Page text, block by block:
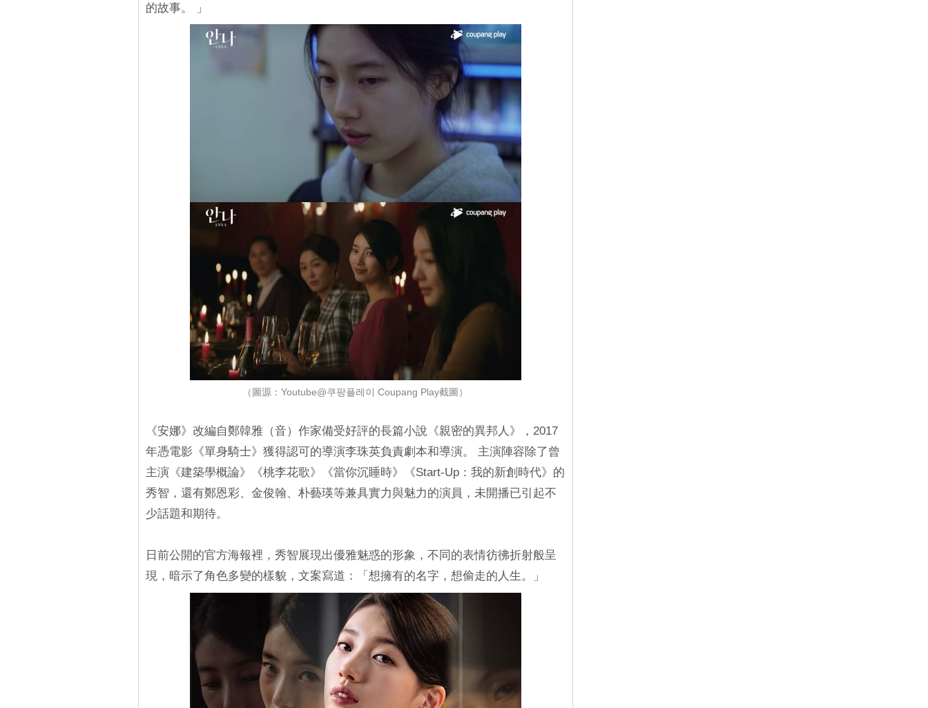
的故事。 」
（圖源：Youtube@쿠팡플레이 Coupang Play截圖）
《安娜》改編自鄭韓雅（音）作家備受好評的長篇小說《親密的異邦人》，2017
年憑電影《單身騎士》獲得認可的導演李珠英負責劇本和導演。 主演陣容除了曾
主演《建築學概論》《桃李花歌》《當你沉睡時》《Start-Up：我的新創時代》的
秀智，還有鄭恩彩、金俊翰、朴藝瑛等兼具實力與魅力的演員，未開播已引起不
少話題和期待。
日前公開的官方海報裡，秀智展現出優雅魅惑的形象，不同的表情彷彿折射般呈
現，暗示了角色多變的樣貌，文案寫道：「想擁有的名字，想偷走的人生。」